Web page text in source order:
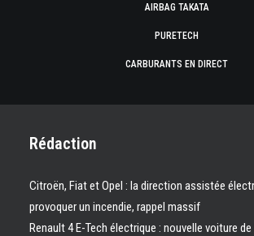
AIRBAG TAKATA
PURETECH
CARBURANTS EN DIRECT
Rédaction
Citroën, Fiat et Opel : la direction assistée
provoquer un incendie, rappel massif
Renault 4 E-Tech électrique : nouvelle voiture de